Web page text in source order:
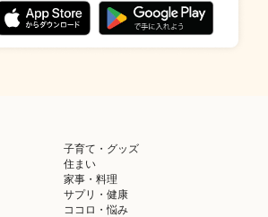
子育て・グッズ
住まい
家事・料理
サプリ・健康
ココロ・悩み